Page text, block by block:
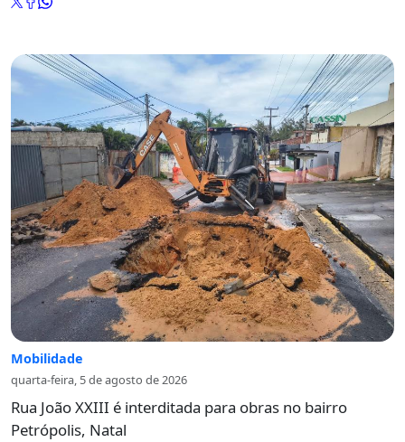
Mobilidade
quarta-feira, 5 de agosto de 2026
Rua João XXIII é interditada para obras no bairro
Petrópolis, Natal